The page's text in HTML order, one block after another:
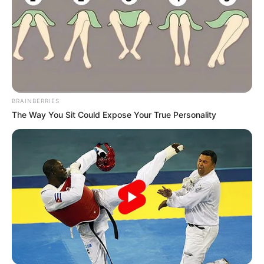
Outros link do CURSO TÉCNICO:
Saúde com Agente: Minha nota média no AVA está errada. O que
deve ser feito?
Saúde com Agente: FÓRUM DISCIPLINA 5 - O que é ser agente?
Como será a avaliação? Notas, Provas e o valor obtido por meio
+Saúde Com Agente: Saiba como será a avaliação de notas no
AVA em cada disciplina
Saúde com Agente: Tarefa na aula interativa. Disciplina 5
Saúde com Agente: Professor UFRGS faz alertas aos alunos
ACS/ACE.
+Curso Técnico Saúde com Agente: Ética Profissional e Relações
Interpessoais.
Saúde Com Agente: Como saber quem são meus colegas de
Curso: entenda como funciona a questão das Notas com Peso -
Disciplina 3 e 4
BRAINBERRIES
The Way You Sit Could Expose Your True Personality